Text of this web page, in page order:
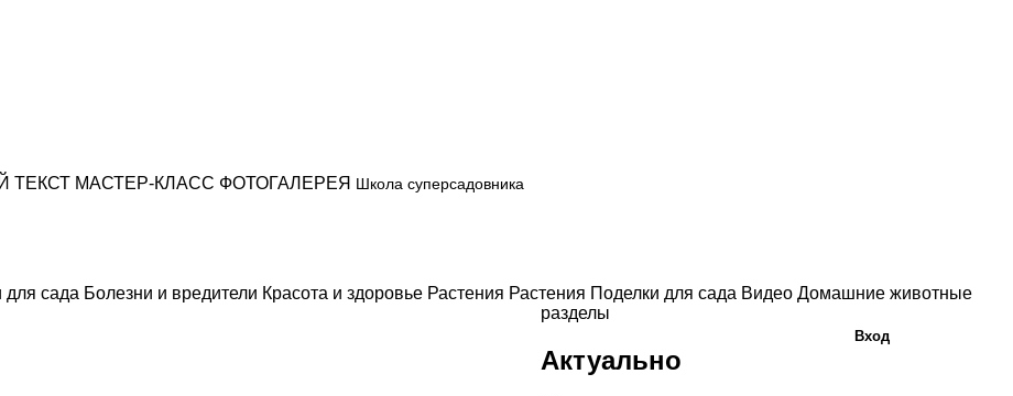
ТЕКСТ МАСТЕР-КЛАСС ФОТОГАЛЕРЕЯ Школа суперсадовника
для сада Болезни и вредители Красота и здоровье Растения Растения Поделки для сада Видео Домашние животные
разделы
Актуально
Вход